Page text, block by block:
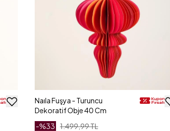
Naıla Fuşya - Turuncu
Dekoratif Obje 40 Cm
-%33 1.499,99 TL